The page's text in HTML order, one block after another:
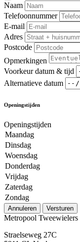
Naam
Telefoonnummer
E-mail
Adres
Postcode
Opmerkingen
Voorkeur datum & tijd
Alternatieve datum
Openingstijden
Openingstijden
Maandag
Dinsdag
Woensdag
Donderdag
Vrijdag
Zaterdag
Zondag
Annuleren Versturen
Metropool Tweewielers
Straelseweg 27C